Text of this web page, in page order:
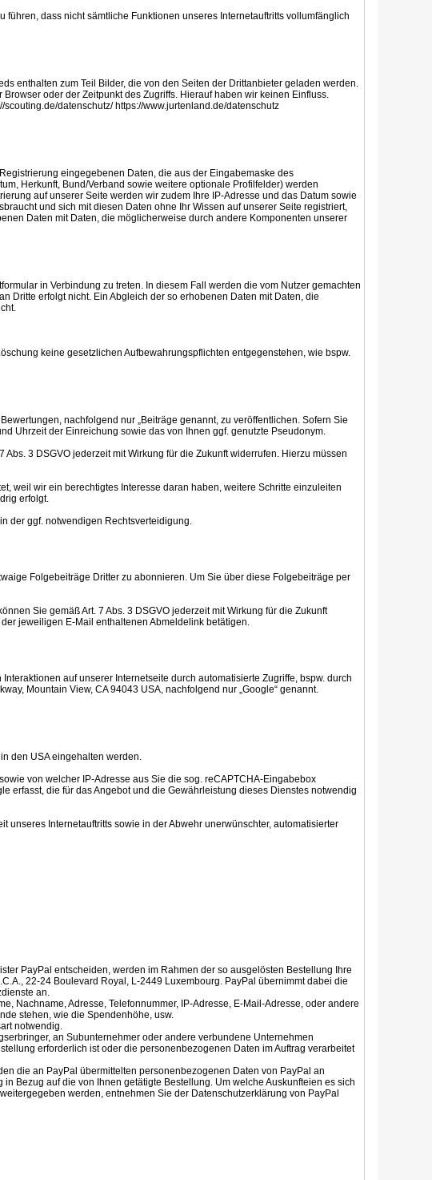
dass nicht sämtliche Funktionen unseres Internetauftritts vollumfänglich
enthalten zum Teil Bilder, die von den Seiten der Drittanbieter geladen werden.
oder der Zeitpunkt des Zugriffs. Hierauf haben wir keinen Einfluss.
datenschutz/ https://www.jurtenland.de/datenschutz
eingegebenen Daten, die aus der Eingabemaske des
Herkunft, Bund/Verband sowie weitere optionale Profilfelder) werden
auf unserer Seite werden wir zudem Ihre IP-Adresse und das Datum sowie
und sich mit diesen Daten ohne Ihr Wissen auf unserer Seite registriert,
Daten mit Daten, die möglicherweise durch andere Komponenten unserer
in Verbindung zu treten. In diesem Fall werden die vom Nutzer gemachten
Dritte erfolgt nicht. Ein Abgleich der so erhobenen Daten mit Daten, die
keine gesetzlichen Aufbewahrungspflichten entgegenstehen, wie bspw.
nachfolgend nur „Beiträge genannt, zu veröffentlichen. Sofern Sie
Uhrzeit der Einreichung sowie das von Ihnen ggf. genutzte Pseudonym.
3 DSGVO jederzeit mit Wirkung für die Zukunft widerrufen. Hierzu müssen
weil wir ein berechtigtes Interesse daran haben, weitere Schritte einzuleiten
erfolgt.
der ggf. notwendigen Rechtsverteidigung.
Folgebeiträge Dritter zu abonnieren. Um Sie über diese Folgebeiträge per
Sie gemäß Art. 7 Abs. 3 DSGVO jederzeit mit Wirkung für die Zukunft
jeweiligen E-Mail enthaltenen Abmeldelink betätigen.
auf unserer Internetseite durch automatisierte Zugriffe, bspw. durch
Mountain View, CA 94043 USA, nachfolgend nur „Google“ genannt.
den USA eingehalten werden.
von welcher IP-Adresse aus Sie die sog. reCAPTCHA-Eingabebox
erfasst, die für das Angebot und die Gewährleistung dieses Dienstes notwendig
unseres Internetauftritts sowie in der Abwehr unerwünschter, automatisierter
PayPal entscheiden, werden im Rahmen der so ausgelösten Bestellung Ihre
22-24 Boulevard Royal, L-2449 Luxembourg. PayPal übernimmt dabei die
an.
Nachname, Adresse, Telefonnummer, IP-Adresse, E-Mail-Adresse, oder andere
stehen, wie die Spendenhöhe, usw.
notwendig.
an Subunternehmer oder andere verbundene Unternehmen
erforderlich ist oder die personenbezogenen Daten im Auftrag verarbeitet
die an PayPal übermittelten personenbezogenen Daten von PayPal an
Bezug auf die von Ihnen getätigte Bestellung. Um welche Auskunfteien es sich
werden, entnehmen Sie der Datenschutzerklärung von PayPal